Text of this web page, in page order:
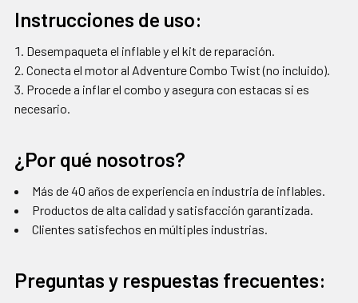
Instrucciones de uso:
Desempaqueta el inflable y el kit de reparación.
Conecta el motor al Adventure Combo Twist (no incluido).
Procede a inflar el combo y asegura con estacas si es
necesario.
¿Por qué nosotros?
Más de 40 años de experiencia en industria de inflables.
Productos de alta calidad y satisfacción garantizada.
Clientes satisfechos en múltiples industrias.
Preguntas y respuestas frecuentes: